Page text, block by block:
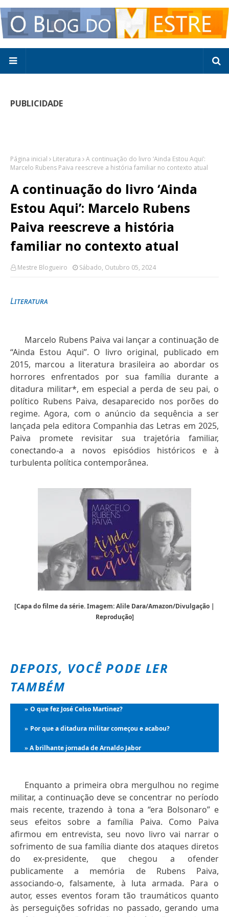
PUBLICIDADE
Página inicial Literatura
A continuação do livro ‘Ainda Estou Aqui’:
Marcelo Rubens Paiva reescreve a história familiar no contexto atual
A continuação do livro ‘Ainda
Estou Aqui’: Marcelo Rubens
Paiva reescreve a história
familiar no contexto atual
Mestre Blogueiro Sábado, Outubro 05, 2024
Literatura
Marcelo Rubens Paiva vai lançar a continuação de
“Ainda Estou Aqui”. O livro original, publicado em
2015, marcou a literatura brasileira ao abordar os
horrores enfrentados por sua família durante a
ditadura militar*, em especial a perda de seu pai, o
político Rubens Paiva, desaparecido nos porões do
regime. Agora, com o anúncio da sequência a ser
lançada pela editora Companhia das Letras em 2025,
Paiva promete revisitar sua trajetória familiar,
conectando-a a novos episódios históricos e à
turbulenta política contemporânea.
[Capa do filme da série. Imagem: Alile Dara/Amazon/Divulgação |
Reprodução]
DEPOIS, VOCÊ PODE LER
TAMBÉM
» O que fez José Celso Martinez?
» Por que a ditadura militar começou e acabou?
» A brilhante jornada de Arnaldo Jabor
Enquanto a primeira obra mergulhou no regime
militar, a continuação deve se concentrar no período
mais recente, trazendo à tona a “era Bolsonaro” e
seus efeitos sobre a família Paiva. Como Paiva
afirmou em entrevista, seu novo livro vai narrar o
sofrimento de sua família diante dos ataques diretos
do ex-presidente, que chegou a ofender
publicamente a memória de Rubens Paiva,
associando-o, falsamente, à luta armada. Para o
autor, esses eventos foram tão traumáticos quanto
às perseguições sofridas no passado, gerando uma